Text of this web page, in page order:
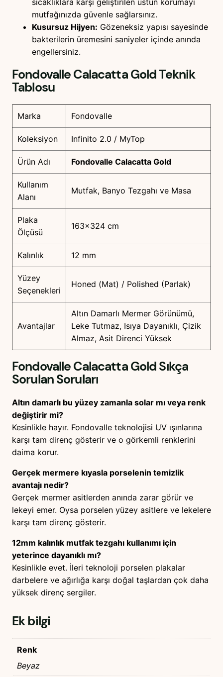
mutfağınızda güvenle sağlarsınız.
Kusursuz Hijyen: Gözeneksiz yapısı sayesinde
bakterilerin üremesini saniyeler içinde anında
engellersiniz.
Fondovalle Calacatta GoldTeknik
Tablosu
Marka Fondovalle
Koleksiyon Infinito 2.0 / MyTop
Ürün Adı Fondovalle Calacatta Gold
Kullanım
Alanı
Mutfak, Banyo Tezgahı ve Masa
Plaka
Ölçüsü
163×324 cm
Kalınlık 12 mm
Yüzey
Seçenekleri
Honed (Mat) / Polished (Parlak)
Avantajlar
Altın Damarlı Mermer Görünümü,
Leke Tutmaz, Isıya Dayanıklı, Çizik
Almaz, Asit Direnci Yüksek
Fondovalle Calacatta GoldSıkça
Sorulan Soruları
Altın damarlı bu yüzey zamanla solar mı veya renk
değiştirir mi?
Kesinlikle hayır. Fondovalle teknolojisi UV ışınlarına
karşı tam direnç gösterir ve o görkemli renklerini
daima korur.
Gerçek mermere kıyasla porselenin temizlik
avantajı nedir?
Gerçek mermer asitlerden anında zarar görür ve
lekeyi emer. Oysa porselen yüzey asitlere ve lekelere
karşı tam direnç gösterir.
12mm kalınlık mutfak tezgahı kullanımı için
yeterince dayanıklı mı?
Kesinlikle evet. İleri teknoloji porselen plakalar
darbelere ve ağırlığa karşı doğal taşlardan çok daha
yüksek direnç sergiler.
Ek bilgi
Renk
Beyaz